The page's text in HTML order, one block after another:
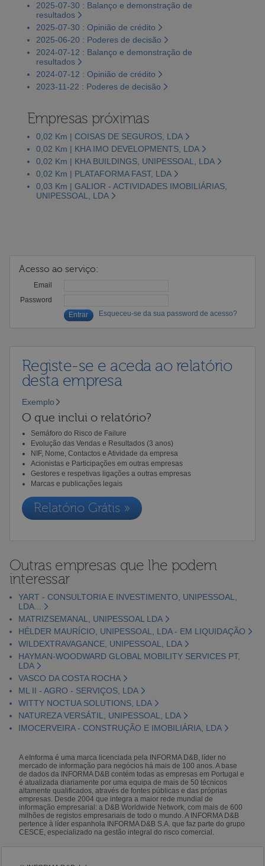
2025-07-30 : Balanço e demonstração de
resultados
2025-07-30 : Opinião de crédito
2025-06-20 : Poderes de decisão
2024-07-12 : Balanço e demonstração de
resultados
2024-07-12 : Opinião de crédito
2023-11-22 : Poderes de decisão
Empresas próximas
0,02 Km | COISAS DE SEGUROS, LDA
0,02 Km | KHA IMO DEVELOPMENTS, LDA
0,02 Km | KHA BUILDINGS, UNIPESSOAL, LDA
0,02 Km | PLATAFORMA FAST, LDA
0,03 Km | GALIOR - ACTIVIDADES IMOBILIÁRIAS,
UNIPESSOAL, LDA
Acesso ao serviço:
Email
Password
Esqueceu-se da sua password de acesso?
Registe-se e aceda ao relatório
desta empresa
Exemplo
O que inclui o relatório?
Semáforo do Risco de Failure
Evolução das Vendas e Resultados (3 anos)
NIF, Nome, Contactos e Atividade da empresa
Acionistas e Participações em outras empresas
Gestores e respetivas ligações a outras empresas
Marcas e publicações legais
Relatório Grátis »
Outras empresas que lhe podem
interessar
YART - CONSULTORIA E INVESTIMENTO, UNIPESSOAL,
LDA...
MATRIZSEMANAL, UNIPESSOAL LDA
HÉLDER MAURÍCIO, UNIPESSOAL, LDA - EM LIQUIDAÇÃO
WILDEXTRAVAGANCE, UNIPESSOAL, LDA
HAYMAN-WOODWARD GLOBAL MOBILITY SERVICES PT,
LDA
VASCO DA COSTA ROCHA
ML II - AGRO - SERVIÇOS, LDA
WITTY NOCTUA SOLUTIONS, LDA
NATUREZA VERSÁTIL, UNIPESSOAL, LDA
IMOCERVEIRA - CONSTRUÇÃO E IMOBILIÁRIA, LDA
A eInforma é uma marca licenciada pela INFORMA D&B, líder no
mercado de informação para negócios há mais de 100 anos. A base
de dados da INFORMA D&B contém todas as empresas em Portugal e
é atualizada diariamente por uma equipa de mais de 50 técnicos
altamente qualificados, através de fontes públicas e das próprias
empresas. Desde 2004 que integra a maior rede mundial de
informação empresarial: a D&B Worldwide Network, com mais de 600
milhões de registos empresariais de todo o mundo. A INFORMA D&B
pertence à líder espanhola INFORMA D&B S.A. que faz parte do grupo
CESCE, especializado na gestão integral do risco comercial.